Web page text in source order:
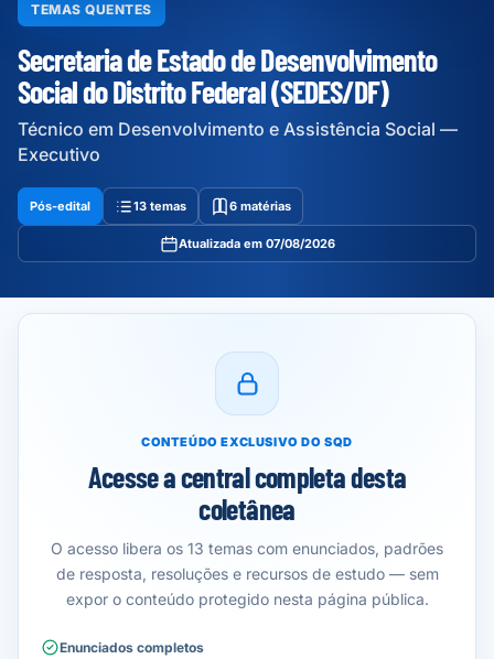
TEMAS QUENTES
Secretaria de Estado de Desenvolvimento
Social do Distrito Federal (SEDES/DF)
Técnico em Desenvolvimento e Assistência Social —
Executivo
Pós-edital 13 temas 6 matérias
Atualizada em 07/08/2026
CONTEÚDO EXCLUSIVO DO SQD
Acesse a central completa desta
coletânea
O acesso libera os 13 temas com enunciados, padrões
de resposta, resoluções e recursos de estudo — sem
expor o conteúdo protegido nesta página pública.
Enunciados completos